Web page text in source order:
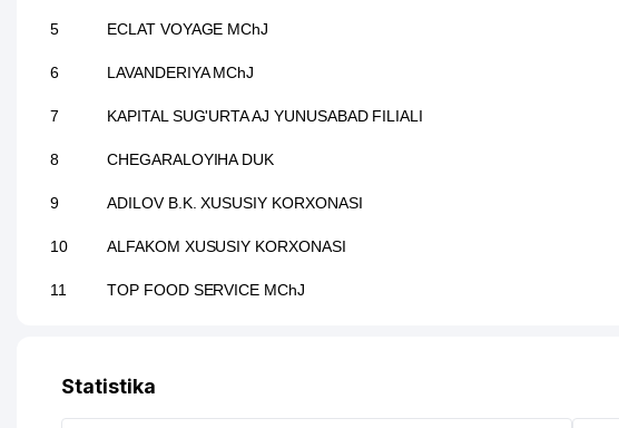
5 ECLAT VOYAGE MChJ
6 LAVANDERIYA MChJ
7 KAPITAL SUG'URTA AJ YUNUSABAD FILIALI
8 CHEGARALOYIHA DUK
9 ADILOV B.K. XUSUSIY KORXONASI
10 ALFAKOM XUSUSIY KORXONASI
11 TOP FOOD SERVICE MChJ
13 BUSINESS AUDIT TODAY MChJ
14 LUX MEBEL GROUP MChJ
Statistika